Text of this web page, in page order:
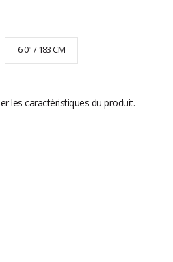
6'0" / 183 CM
les caractéristiques du produit.